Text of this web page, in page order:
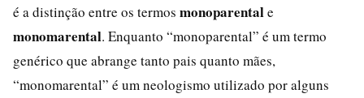
é a distinção entre os termos monoparentale
monomarental. Enquanto “monoparental” é um termo
genérico que abrange tanto pais quanto mães,
“monomarental” é um neologismo utilizado por alguns